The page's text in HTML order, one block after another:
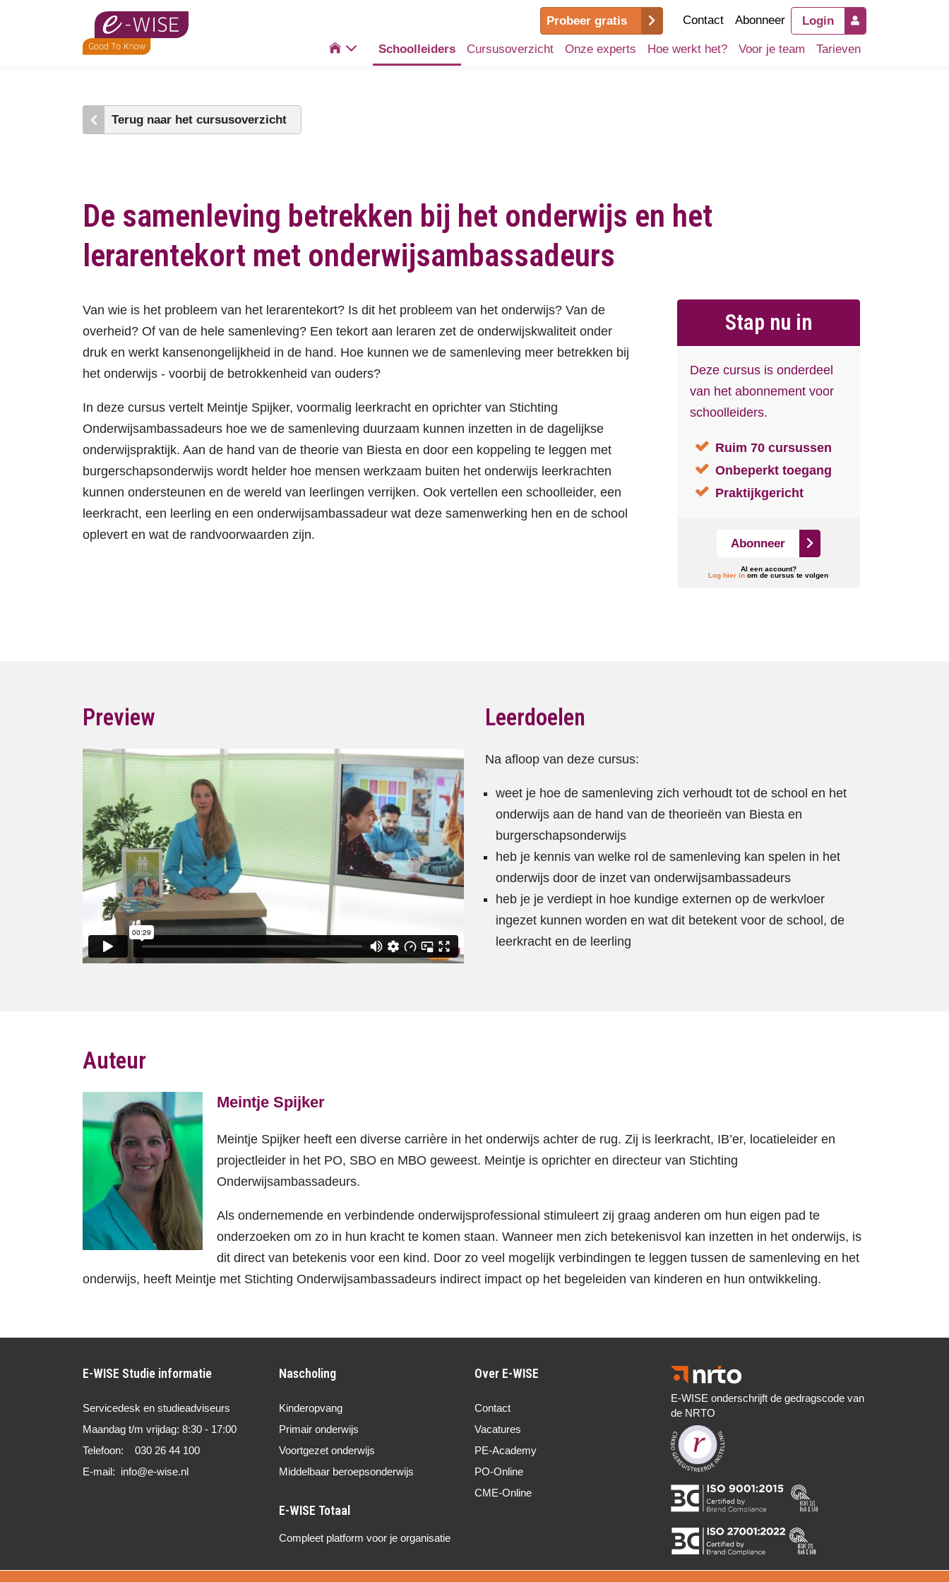
Probeer gratis Contact Abonneer Login
 Schoolleiders Cursusoverzicht Onze experts Hoe werkt het? Voor je team Tarieven
Terug naar het cursusoverzicht
De samenleving betrekken bij het onderwijs en het
lerarentekort met onderwijsambassadeurs
Stap nu in
Deze cursus is onderdeel
van het abonnement voor
schoolleiders.
Ruim 70 cursussen
Onbeperkt toegang
Praktijkgericht
Abonneer
Al een account?
Log hier in om de cursus te volgen
Van wie is het probleem van het lerarentekort? Is dit het probleem van het onderwijs? Van de
overheid? Of van de hele samenleving? Een tekort aan leraren zet de onderwijskwaliteit onder
druk en werkt kansenongelijkheid in de hand. Hoe kunnen we de samenleving meer betrekken bij
het onderwijs - voorbij de betrokkenheid van ouders?
In deze cursus vertelt Meintje Spijker, voormalig leerkracht en oprichter van Stichting
Onderwijsambassadeurs hoe we de samenleving duurzaam kunnen inzetten in de dagelijkse
onderwijspraktijk. Aan de hand van de theorie van Biesta en door een koppeling te leggen met
burgerschapsonderwijs wordt helder hoe mensen werkzaam buiten het onderwijs leerkrachten
kunnen ondersteunen en de wereld van leerlingen verrijken. Ook vertellen een schoolleider, een
leerkracht, een leerling en een onderwijsambassadeur wat deze samenwerking hen en de school
oplevert en wat de randvoorwaarden zijn.
Preview Leerdoelen
Na afloop van deze cursus:
weet je hoe de samenleving zich verhoudt tot de school en het
onderwijs aan de hand van de theorieën van Biesta en
burgerschapsonderwijs
heb je kennis van welke rol de samenleving kan spelen in het
onderwijs door de inzet van onderwijsambassadeurs
heb je je verdiept in hoe kundige externen op de werkvloer
ingezet kunnen worden en wat dit betekent voor de school, de
leerkracht en de leerling
Auteur
Meintje Spijker
Meintje Spijker heeft een diverse carrière in het onderwijs achter de rug. Zij is leerkracht, IB’er, locatieleider en
projectleider in het PO, SBO en MBO geweest. Meintje is oprichter en directeur van Stichting
Onderwijsambassadeurs.
Als ondernemende en verbindende onderwijsprofessional stimuleert zij graag anderen om hun eigen pad te
onderzoeken om zo in hun kracht te komen staan. Wanneer men zich betekenisvol kan inzetten in het onderwijs, is
dit direct van betekenis voor een kind. Door zo veel mogelijk verbindingen te leggen tussen de samenleving en het
onderwijs, heeft Meintje met Stichting Onderwijsambassadeurs indirect impact op het begeleiden van kinderen en hun ontwikkeling.
E-WISE Studie informatie
Servicedesk en studieadviseurs
Maandag t/m vrijdag: 8:30 - 17:00
Telefoon: 030 26 44 100
E-mail: info@e-wise.nl
Nascholing
Kinderopvang
Primair onderwijs
Voortgezet onderwijs
Middelbaar beroepsonderwijs
Compleet platform voor je organisatie
Over E-WISE
Contact
Vacatures
PE-Academy
PO-Online
CME-Online
E-WISE onderschrijft de gedragscode van
de NRTO